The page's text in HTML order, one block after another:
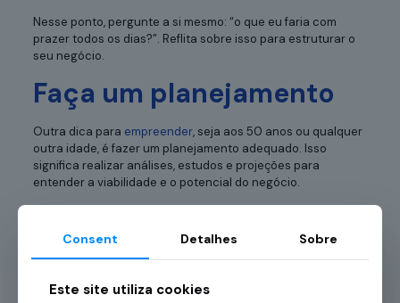
Nesse ponto, pergunte a si mesmo: “o que eu faria com
prazer todos os dias?”. Reflita sobre isso para estruturar o
seu negócio.
Faça um planejamento
Outra dica para empreender, seja aos 50 anos ou qualquer
outra idade, é fazer um planejamento adequado. Isso
significa realizar análises, estudos e projeções para
entender a viabilidade e o potencial do negócio.
envolvidos e como pretende divulgar o negócio. Um bom
planejamentoajuda a evitar surpresas e a tomar decisões
Consent Detalhes Sobre
Este site utiliza cookies